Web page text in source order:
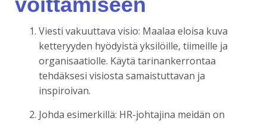
Viesti vakuuttava visio: Maalaa eloisa kuva
ketteryyden hyödyistä yksilöille, tiimeille ja
organisaatiolle. Käytä tarinankerrontaa
tehdäksesi visiosta samaistuttavan ja
inspiroivan.
Johda esimerkillä: HR-johtajina meidän on